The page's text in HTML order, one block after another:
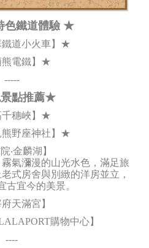
色鐵道體驗 ★
道小火車】★
電鐵】★
-----
點推薦★
穗峽】★
野座神社】★
‧金麟湖】
氣瀰漫的山光水色，滿足旅
式房舍與別緻的洋房並立，
古宜今的美景。
府天滿宮】
購物中心】
----